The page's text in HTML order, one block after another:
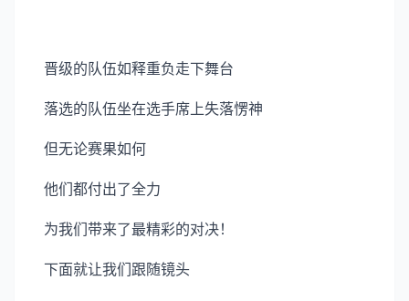
晋级的队伍如释重负走下舞台
落选的队伍坐在选手席上失落愣神
但无论赛果如何
他们都付出了全力
为我们带来了最精彩的对决！
下面就让我们跟随镜头